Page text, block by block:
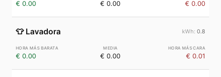
€ 0.00 € 0.00 € 0.00
👕 Lavadora 0.8
€ 0.00 € 0.00 € 0.01